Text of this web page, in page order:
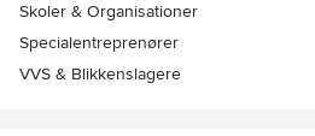
Skoler & Organisationer
Specialentreprenører
VVS & Blikkenslagere